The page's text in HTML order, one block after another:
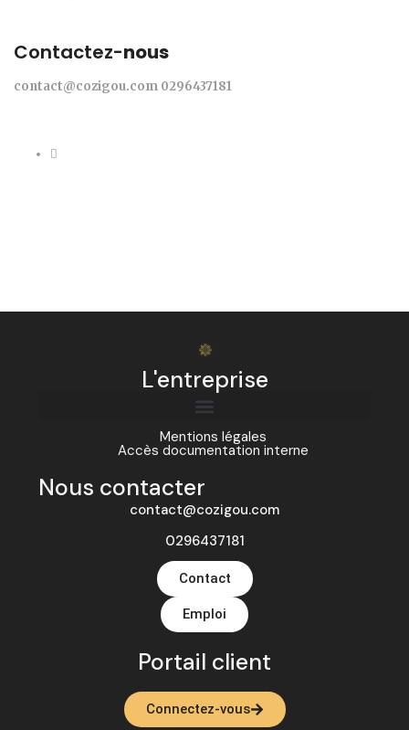
Contactez-nous
contact@cozigou.com 0296437181
L'entreprise
Mentions légales
Accès documentation interne
Nous contacter
contact@cozigou.com
0296437181
Contact
Emploi
Portail client
Connectez-vous